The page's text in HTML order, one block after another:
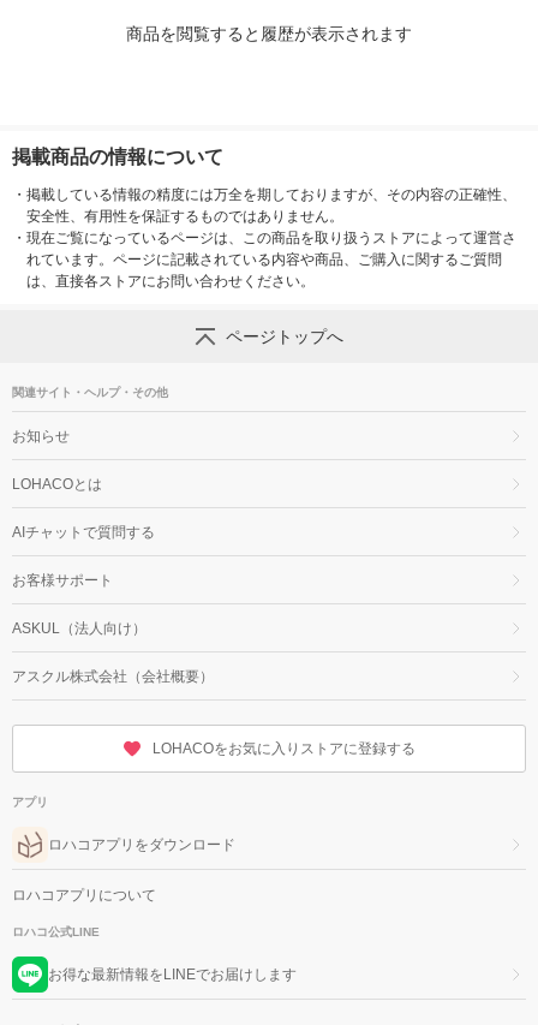
商品を閲覧すると履歴が表示されます
掲載商品の情報について
・ 掲載している情報の精度には万全を期しておりますが、その内容の正確性、
安全性、有用性を保証するものではありません。
・ 現在ご覧になっているページは、この商品を取り扱うストアによって運営さ
れています。ページに記載されている内容や商品、ご購入に関するご質問
は、直接各ストアにお問い合わせください。
ページトップへ
関連サイト・ヘルプ・その他
お知らせ
LOHACOとは
AIチャットで質問する
お客様サポート
ASKUL（法人向け）
アスクル株式会社（会社概要）
LOHACOをお気に入りストアに登録する
アプリ
ロハコアプリをダウンロード
ロハコアプリについて
ロハコ公式LINE
お得な最新情報をLINEでお届けします